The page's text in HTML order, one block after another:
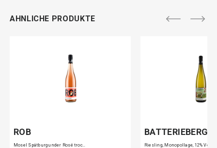
AHNLICHE PRODUKTE
ROB
Mosel Spätburgunder Rosé troc…
BATTERIEBERG
Riesling, Monopollage, 12% Vo…